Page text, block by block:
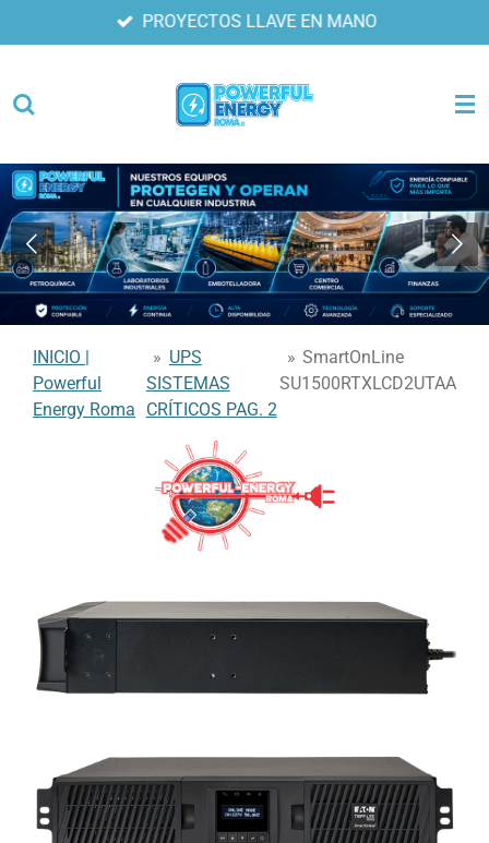
al
principal
PROYECTOS LLAVE EN MANO
INICIO |
Powerful
Energy Roma
» UPS
SISTEMAS
CRÍTICOS PAG. 2
» SmartOnLine
SU1500RTXLCD2UTAA